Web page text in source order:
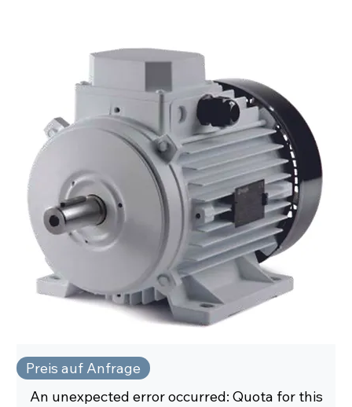
Preis auf Anfrage
An unexpected error occurred: Quota for this